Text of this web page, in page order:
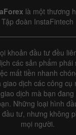
là một thương
Tập đoàn InstaFintech
khoản đầu tư đều
các sản phẩm
mất tiền nhanh
giao dịch các công cụ
dịch mà bạn
Những loại hình
tư, nhưng không
mọi người.